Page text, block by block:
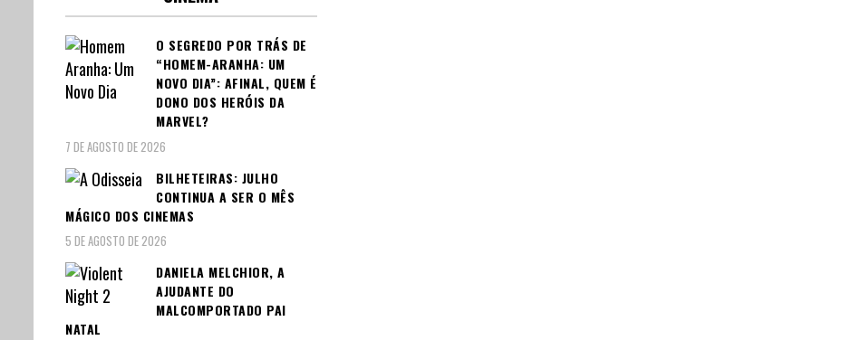
O SEGREDO POR TRÁS DE
“HOMEM-ARANHA: UM
NOVO DIA”: AFINAL, QUEM É
DONO DOS HERÓIS DA
MARVEL?
7 DE AGOSTO DE 2026
BILHETEIRAS: JULHO
CONTINUA A SER O MÊS
MÁGICO DOS CINEMAS
5 DE AGOSTO DE 2026
DANIELA MELCHIOR, A
AJUDANTE DO
MALCOMPORTADO PAI
NATAL